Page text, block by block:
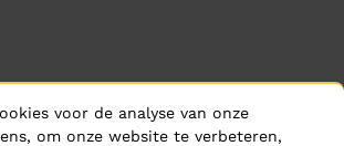
voor de analyse van onze
om onze website te verbeteren,